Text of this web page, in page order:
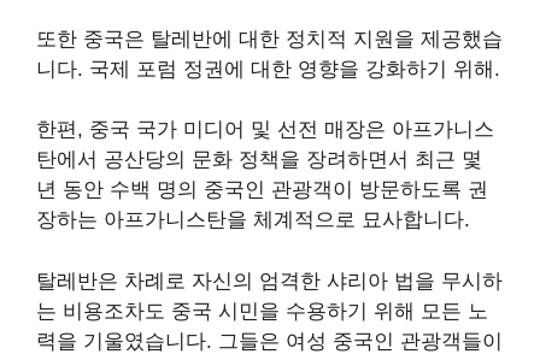
또한 중국은 탈레반에 대한 정치적 지원을 제공했습
니다. 국제 포럼 정권에 대한 영향을 강화하기 위해.
한편, 중국 국가 미디어 및 선전 매장은 아프가니스
탄에서 공산당의 문화 정책을 장려하면서 최근 몇
년 동안 수백 명의 중국인 관광객이 방문하도록 권
장하는 아프가니스탄을 체계적으로 묘사합니다.
탈레반은 차례로 자신의 엄격한 샤리아 법을 무시하
는 비용조차도 중국 시민을 수용하기 위해 모든 노
력을 기울였습니다. 그들은 여성 중국인 관광객들이